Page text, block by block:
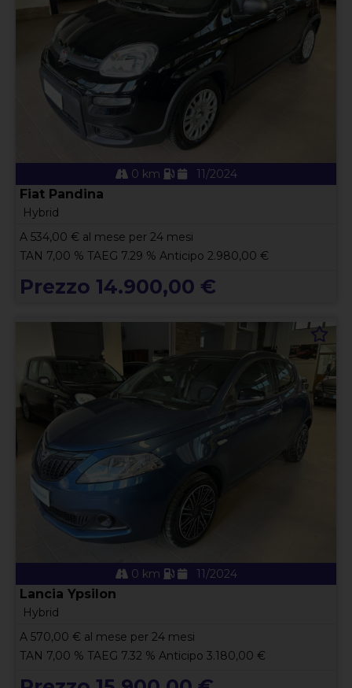
0 km 11/2024
Fiat Pandina
Hybrid
A 534,00 € al mese per 24 mesi
TAN 7,00 % TAEG 7.29 % Anticipo 2.980,00 €
Prezzo 14.900,00 €
0 km 11/2024
Lancia Ypsilon
Hybrid
A 570,00 € al mese per 24 mesi
TAN 7,00 % TAEG 7.32 % Anticipo 3.180,00 €